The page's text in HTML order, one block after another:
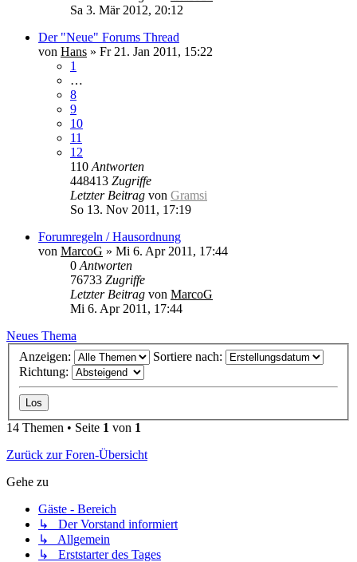
Sa 3. Mär 2012, 20:12
Der "Neue" Forums Thread
von Hans » Fr 21. Jan 2011, 15:22
1
…
8
9
10
11
12
110 Antworten
448413 Zugriffe
Letzter Beitrag von Gramsi
So 13. Nov 2011, 17:19
Forumregeln / Hausordnung
von MarcoG » Mi 6. Apr 2011, 17:44
0 Antworten
76733 Zugriffe
Letzter Beitrag von MarcoG
Mi 6. Apr 2011, 17:44
Neues Thema
Anzeigen:
Sortiere nach:
Richtung:
14 Themen • Seite 1 von 1
Zurück zur Foren-Übersicht
Gehe zu
Gäste - Bereich
↳ Der Vorstand informiert
↳ Allgemein
↳ Erststarter des Tages